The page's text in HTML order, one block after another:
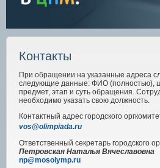
Контакты
При обращении на указанные адреса
следующие данные: ФИО (полностью),
предмет, этап и суть обращения.
необходимо указать свою должность.
Контактный адрес городского
vos@olimpiada.ru
Ответственный секретарь городского
Петровская Наталья Вячеславовна
np@mosolymp.ru